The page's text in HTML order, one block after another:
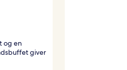
og en
giver